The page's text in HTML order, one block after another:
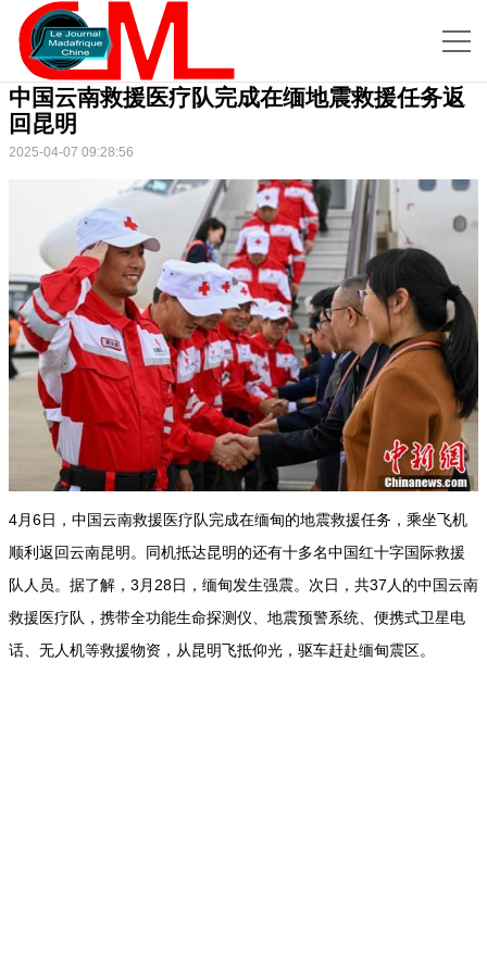
中国云南救援医疗队完成在缅地震救援任务返
回昆明
2025-04-07 09:28:56
4月6日，中国云南救援医疗队完成在缅甸的地震救援任务，乘坐飞机
顺利返回云南昆明。同机抵达昆明的还有十多名中国红十字国际救援
队人员。据了解，3月28日，缅甸发生强震。次日，共37人的中国云南
救援医疗队，携带全功能生命探测仪、地震预警系统、便携式卫星电
话、无人机等救援物资，从昆明飞抵仰光，驱车赶赴缅甸震区。